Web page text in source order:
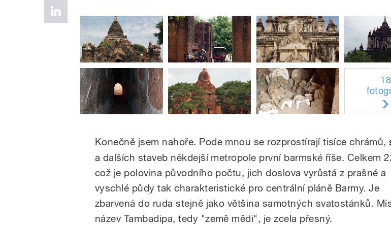
18
Konečně jsem nahoře. Pode mnou se rozprostírají tisíce chrámů,
a dalších staveb někdejší metropole první barmské říše. Celkem
což je polovina původního počtu, jich doslova vyrůstá z prašné a
vyschlé půdy tak charakteristické pro centrální pláně Barmy. Je
zbarvená do ruda stejně jako většina samotných svatostánků.
název Tambadipa, tedy "země mědi", je zcela přesný.